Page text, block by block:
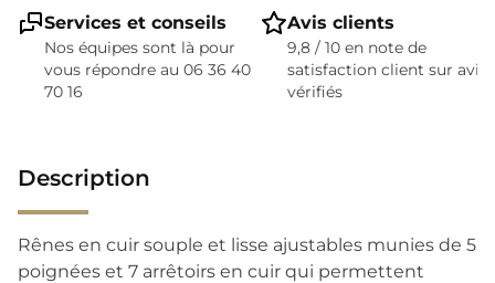
Services et conseils
Nos équipes sont là pour
vous répondre au 06 36 40
70 16
Avis clients
9,8 / 10 en note de
satisfaction client sur avis
vérifiés
Description
Rênes en cuir souple et lisse ajustables munies de 5
poignées et 7 arrêtoirs en cuir qui permettent